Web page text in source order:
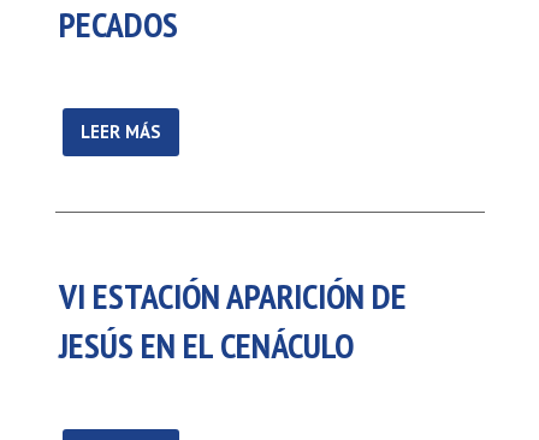
PECADOS
LEER MÁS
VI ESTACIÓN APARICIÓN DE
JESÚS EN EL CENÁCULO